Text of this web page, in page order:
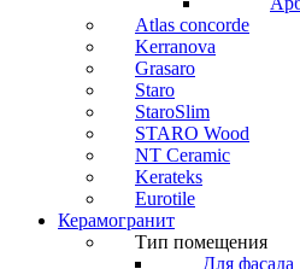
Atlas concorde
Kerranova
Grasaro
Staro
StaroSlim
STARO Wood
NT Ceramic
Kerateks
Eurotile
Керамогранит
Тип помещения
Для фасада